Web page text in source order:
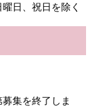
日、祝日を除く
集を終了しま